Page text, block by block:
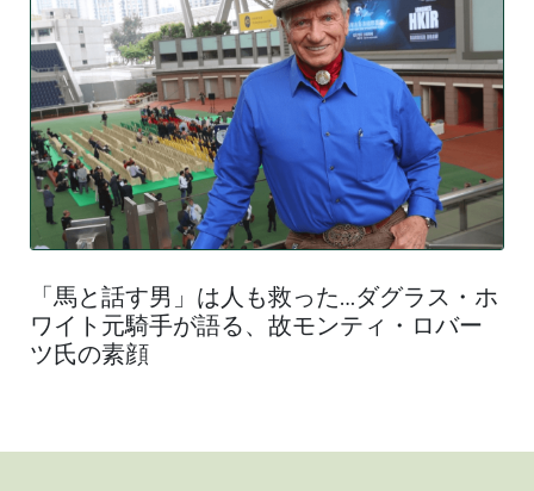
「馬と話す男」は人も救った…ダグラス・ホ
ワイト元騎手が語る、故モンティ・ロバー
ツ氏の素顔